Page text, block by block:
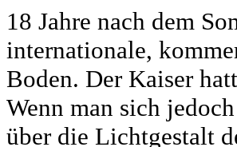
18 Jahre nach dem
internationale,
Boden. Der Kaiser
Wenn man sich
über die Lichtgestalt